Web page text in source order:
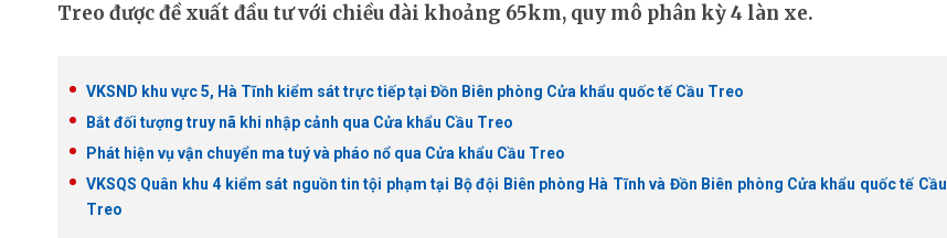
Treo được đề xuất đầu tư với chiều dài khoảng 65km, quy mô phân kỳ 4 làn xe.
VKSND khu vực 5, Hà Tĩnh kiểm sát trực tiếp tại Đồn Biên phòng Cửa khẩu quốc tế Cầu Treo
Bắt đối tượng truy nã khi nhập cảnh qua Cửa khẩu Cầu Treo
Phát hiện vụ vận chuyển ma tuý và pháo nổ qua Cửa khẩu Cầu Treo
VKSQS Quân khu 4 kiểm sát nguồn tin tội phạm tại Bộ đội Biên phòng Hà Tĩnh và Đồn Biên phòng Cửa khẩu quốc tế Cầu
Treo